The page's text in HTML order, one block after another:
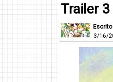
Trailer
3/16/